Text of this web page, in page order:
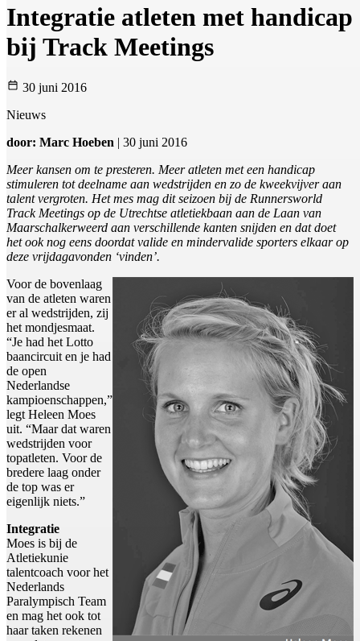
Integratie atleten met handicap
bij Track Meetings
30 juni 2016
Nieuws
door: Marc Hoeben | 30 juni 2016
Meer kansen om te presteren. Meer atleten met een handicap
stimuleren tot deelname aan wedstrijden en zo de kweekvijver aan
talent vergroten. Het mes mag dit seizoen bij de Runnersworld
Track Meetings op de Utrechtse atletiekbaan aan de Laan van
Maarschalkerweerd aan verschillende kanten snijden en dat doet
het ook nog eens doordat valide en mindervalide sporters elkaar op
deze vrijdagavonden ‘vinden’.
Voor de bovenlaag
van de atleten waren
er al wedstrijden, zij
het mondjesmaat.
“Je had het Lotto
baancircuit en je had
de open
Nederlandse
kampioenschappen,”
legt Heleen Moes
uit. “Maar dat waren
wedstrijden voor
topatleten. Voor de
bredere laag onder
de top was er
eigenlijk niets.”
Integratie
Moes is bij de
Atletiekunie
talentcoach voor het
Nederlands
Paralympisch Team
en mag het ook tot
haar taken rekenen